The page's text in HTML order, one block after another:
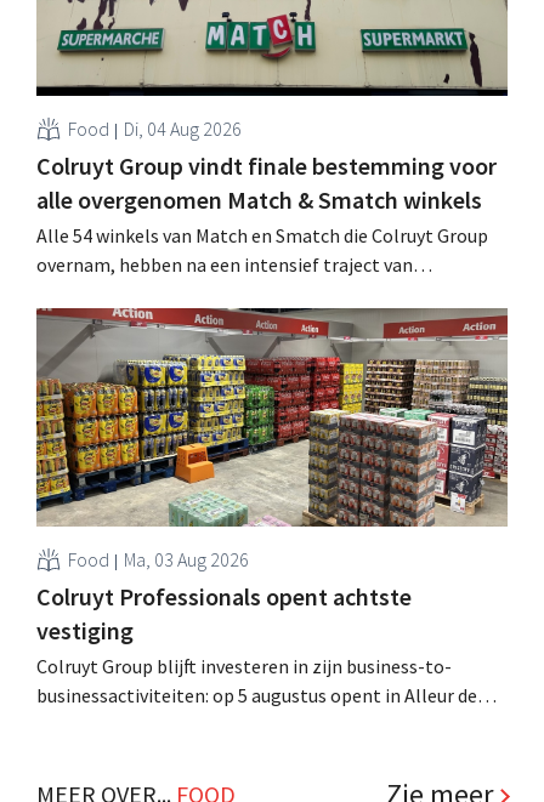
Food Di, 04 Aug 2026
Colruyt Group vindt finale bestemming voor
alle overgenomen Match & Smatch winkels
Alle 54 winkels van Match en Smatch die Colruyt Group
overnam, hebben na een intensief traject van
Al is die bestemming voor sommige panden een sluiting.
Food Ma, 03 Aug 2026
Colruyt Professionals opent achtste
vestiging
Colruyt Group blijft investeren in zijn business-to-
businessactiviteiten: op 5 augustus opent in Alleur de
klanten. .
MEER OVER... FOOD